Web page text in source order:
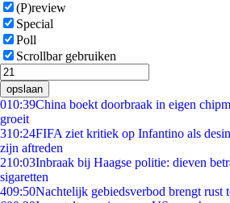
(P)review
Special
Poll
Scrollbar gebruiken
opslaan
010:39China boekt doorbraak in eigen
groeit
310:24FIFA ziet kritiek op Infantino als
zijn aftreden
210:03Inbraak bij Haagse politie: dieven
sigaretten
409:50Nachtelijk gebiedsverbod brengt rust